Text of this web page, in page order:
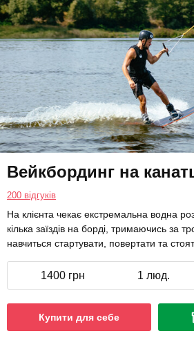
Вейкбординг на
200 відгуків
На клієнта чекає екстремальна водна
кілька заїздів на борді, тримаючись за
навчиться стартувати, повертати та
1400 грн 1 люд.
Купити для себе